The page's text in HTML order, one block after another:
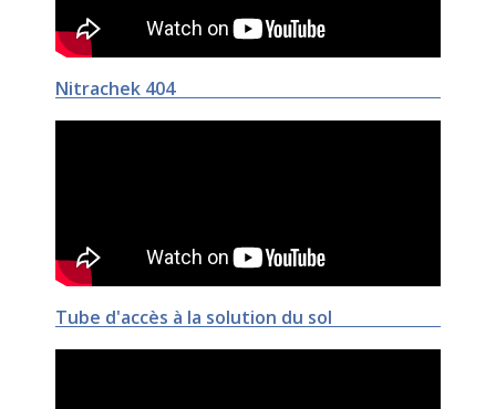
Nitrachek 404
Tube d'accès à la solution du sol